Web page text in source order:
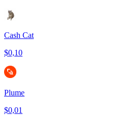
Cash Cat
$0,10
Plume
$0,01